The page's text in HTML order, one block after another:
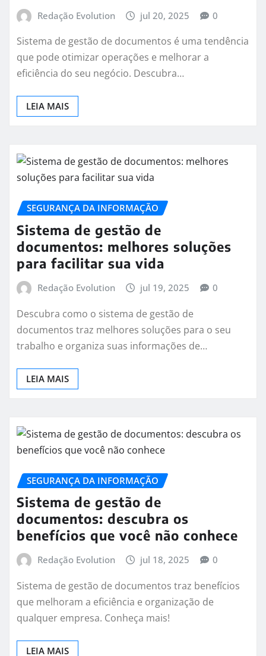
Redação Evolution jul 20, 2025 0
Sistema de gestão de documentos é uma tendência
que pode otimizar operações e melhorar a
eficiência do seu negócio. Descubra…
LEIA MAIS
SEGURANÇA DA INFORMAÇÃO
Sistema de gestão de
documentos: melhores soluções
para facilitar sua vida
Redação Evolution jul 19, 2025 0
Descubra como o sistema de gestão de
documentos traz melhores soluções para o seu
trabalho e organiza suas informações de…
LEIA MAIS
SEGURANÇA DA INFORMAÇÃO
Sistema de gestão de
documentos: descubra os
benefícios que você não conhece
Redação Evolution jul 18, 2025 0
Sistema de gestão de documentos traz benefícios
que melhoram a eficiência e organização de
qualquer empresa. Conheça mais!
LEIA MAIS